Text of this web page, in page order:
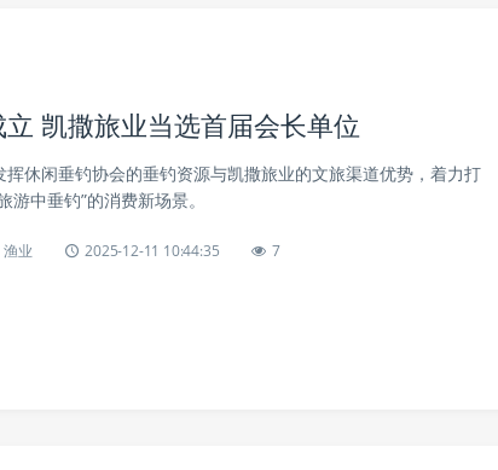
凯撒旅业当选首届会长单位
挥休闲垂钓协会的垂钓资源与凯撒旅业的文旅渠道优势，着力打
游中垂钓”的消费新场景。
渔业 2025-12-11 10:44:35 7